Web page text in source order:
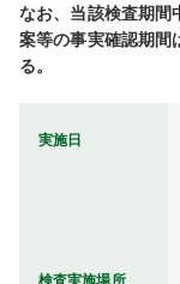
なお、当該検査期間
案等の事実確認期間
る。
実施日
検査実施場所